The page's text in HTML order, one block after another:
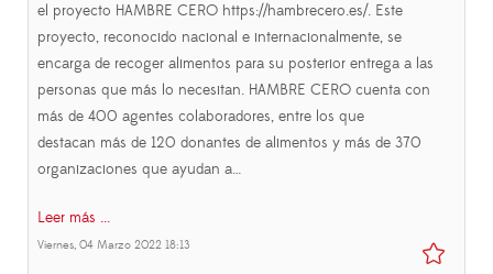
el proyecto HAMBRE CERO https://hambrecero.es/. Este
proyecto, reconocido nacional e internacionalmente, se
encarga de recoger alimentos para su posterior entrega a las
personas que más lo necesitan. HAMBRE CERO cuenta con
más de 400 agentes colaboradores, entre los que
destacan más de 120 donantes de alimentos y más de 370
organizaciones que ayudan a…
Leer más ...
Viernes, 04 Marzo 2022 18:13